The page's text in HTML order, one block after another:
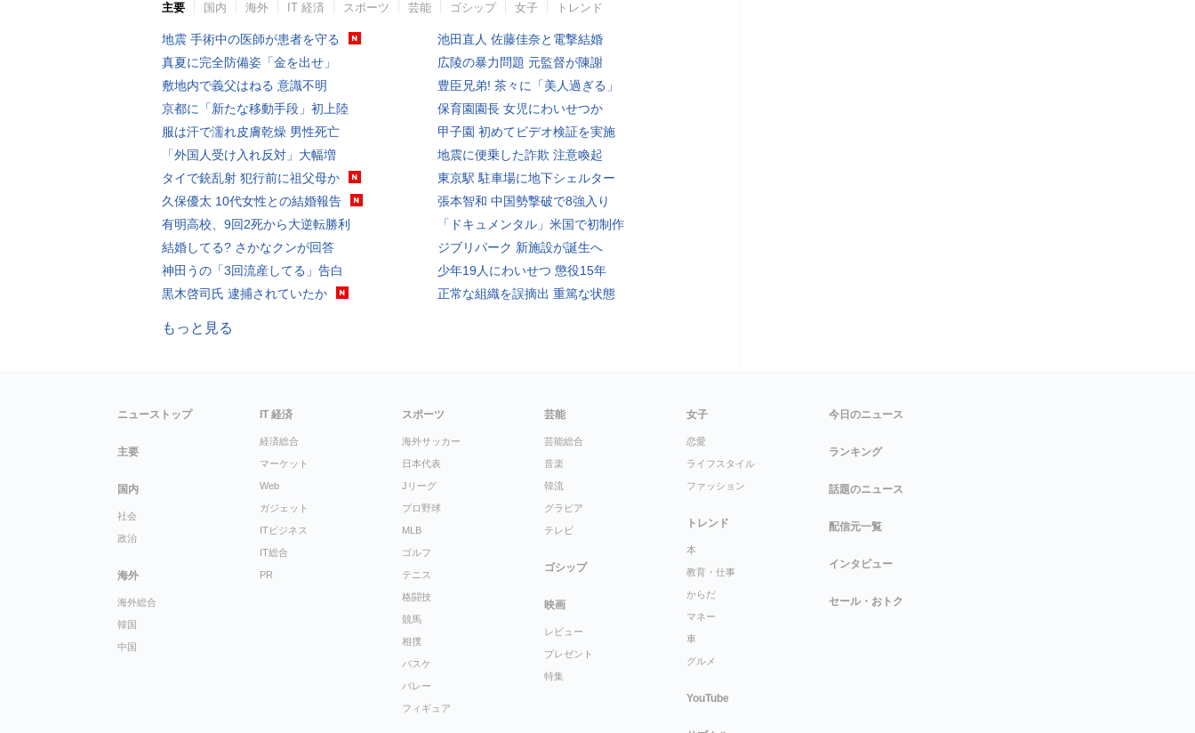
主要 国内 海外 IT 経済 スポーツ 芸能 ゴシップ 女子 トレンド
地震 手術中の医師が患者を守る
真夏に完全防備姿「金を出せ」
敷地内で義父はねる 意識不明
京都に「新たな移動手段」初上陸
服は汗で濡れ皮膚乾燥 男性死亡
「外国人受け入れ反対」大幅増
タイで銃乱射 犯行前に祖父母か
久保優太 10代女性との結婚報告
有明高校、9回2死から大逆転勝利
結婚してる? さかなクンが回答
神田うの「3回流産してる」告白
黒木啓司氏 逮捕されていたか
池田直人 佐藤佳奈と電撃結婚
広陵の暴力問題 元監督が陳謝
豊臣兄弟! 茶々に「美人過ぎる」
保育園園長 女児にわいせつか
甲子園 初めてビデオ検証を実施
地震に便乗した詐欺 注意喚起
東京駅 駐車場に地下シェルター
張本智和 中国勢撃破で8強入り
「ドキュメンタル」米国で初制作
ジブリパーク 新施設が誕生へ
少年19人にわいせつ 懲役15年
正常な組織を誤摘出 重篤な状態
もっと見る
ニューストップ
主要
国内
社会
政治
海外
海外総合
韓国
中国
IT 経済
経済総合
マーケット
Web
ガジェット
ITビジネス
IT総合
PR
スポーツ
海外サッカー
日本代表
Jリーグ
プロ野球
MLB
ゴルフ
テニス
格闘技
競馬
相撲
バスケ
バレー
フィギュア
芸能
芸能総合
音楽
韓流
グラビア
テレビ
ゴシップ
映画
レビュー
プレゼント
特集
女子
恋愛
ライフスタイル
ファッション
トレンド
本
教育・仕事
からだ
マネー
車
グルメ
YouTube
今日のニュース
ランキング
話題のニュース
配信元一覧
インタビュー
セール・おトク